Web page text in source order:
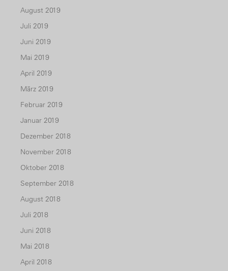
August 2019
Juli 2019
Juni 2019
Mai 2019
April 2019
März 2019
Februar 2019
Januar 2019
Dezember 2018
November 2018
Oktober 2018
September 2018
August 2018
Juli 2018
Juni 2018
Mai 2018
April 2018